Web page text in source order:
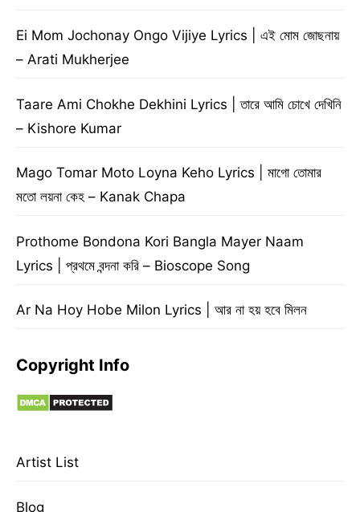
Ei Mom Jochonay Ongo Vijiye Lyrics | এই মোম জোছনায়
– Arati Mukherjee
Taare Ami Chokhe Dekhini Lyrics | তারে আমি চোখে দেখিনি
– Kishore Kumar
Mago Tomar Moto Loyna Keho Lyrics | মাগো তোমার
মতো লয়না কেহ – Kanak Chapa
Prothome Bondona Kori Bangla Mayer Naam
Lyrics | প্রথমে বন্দনা করি – Bioscope Song
Ar Na Hoy Hobe Milon Lyrics | আর না হয় হবে মিলন
Copyright Info
Artist List
Blog